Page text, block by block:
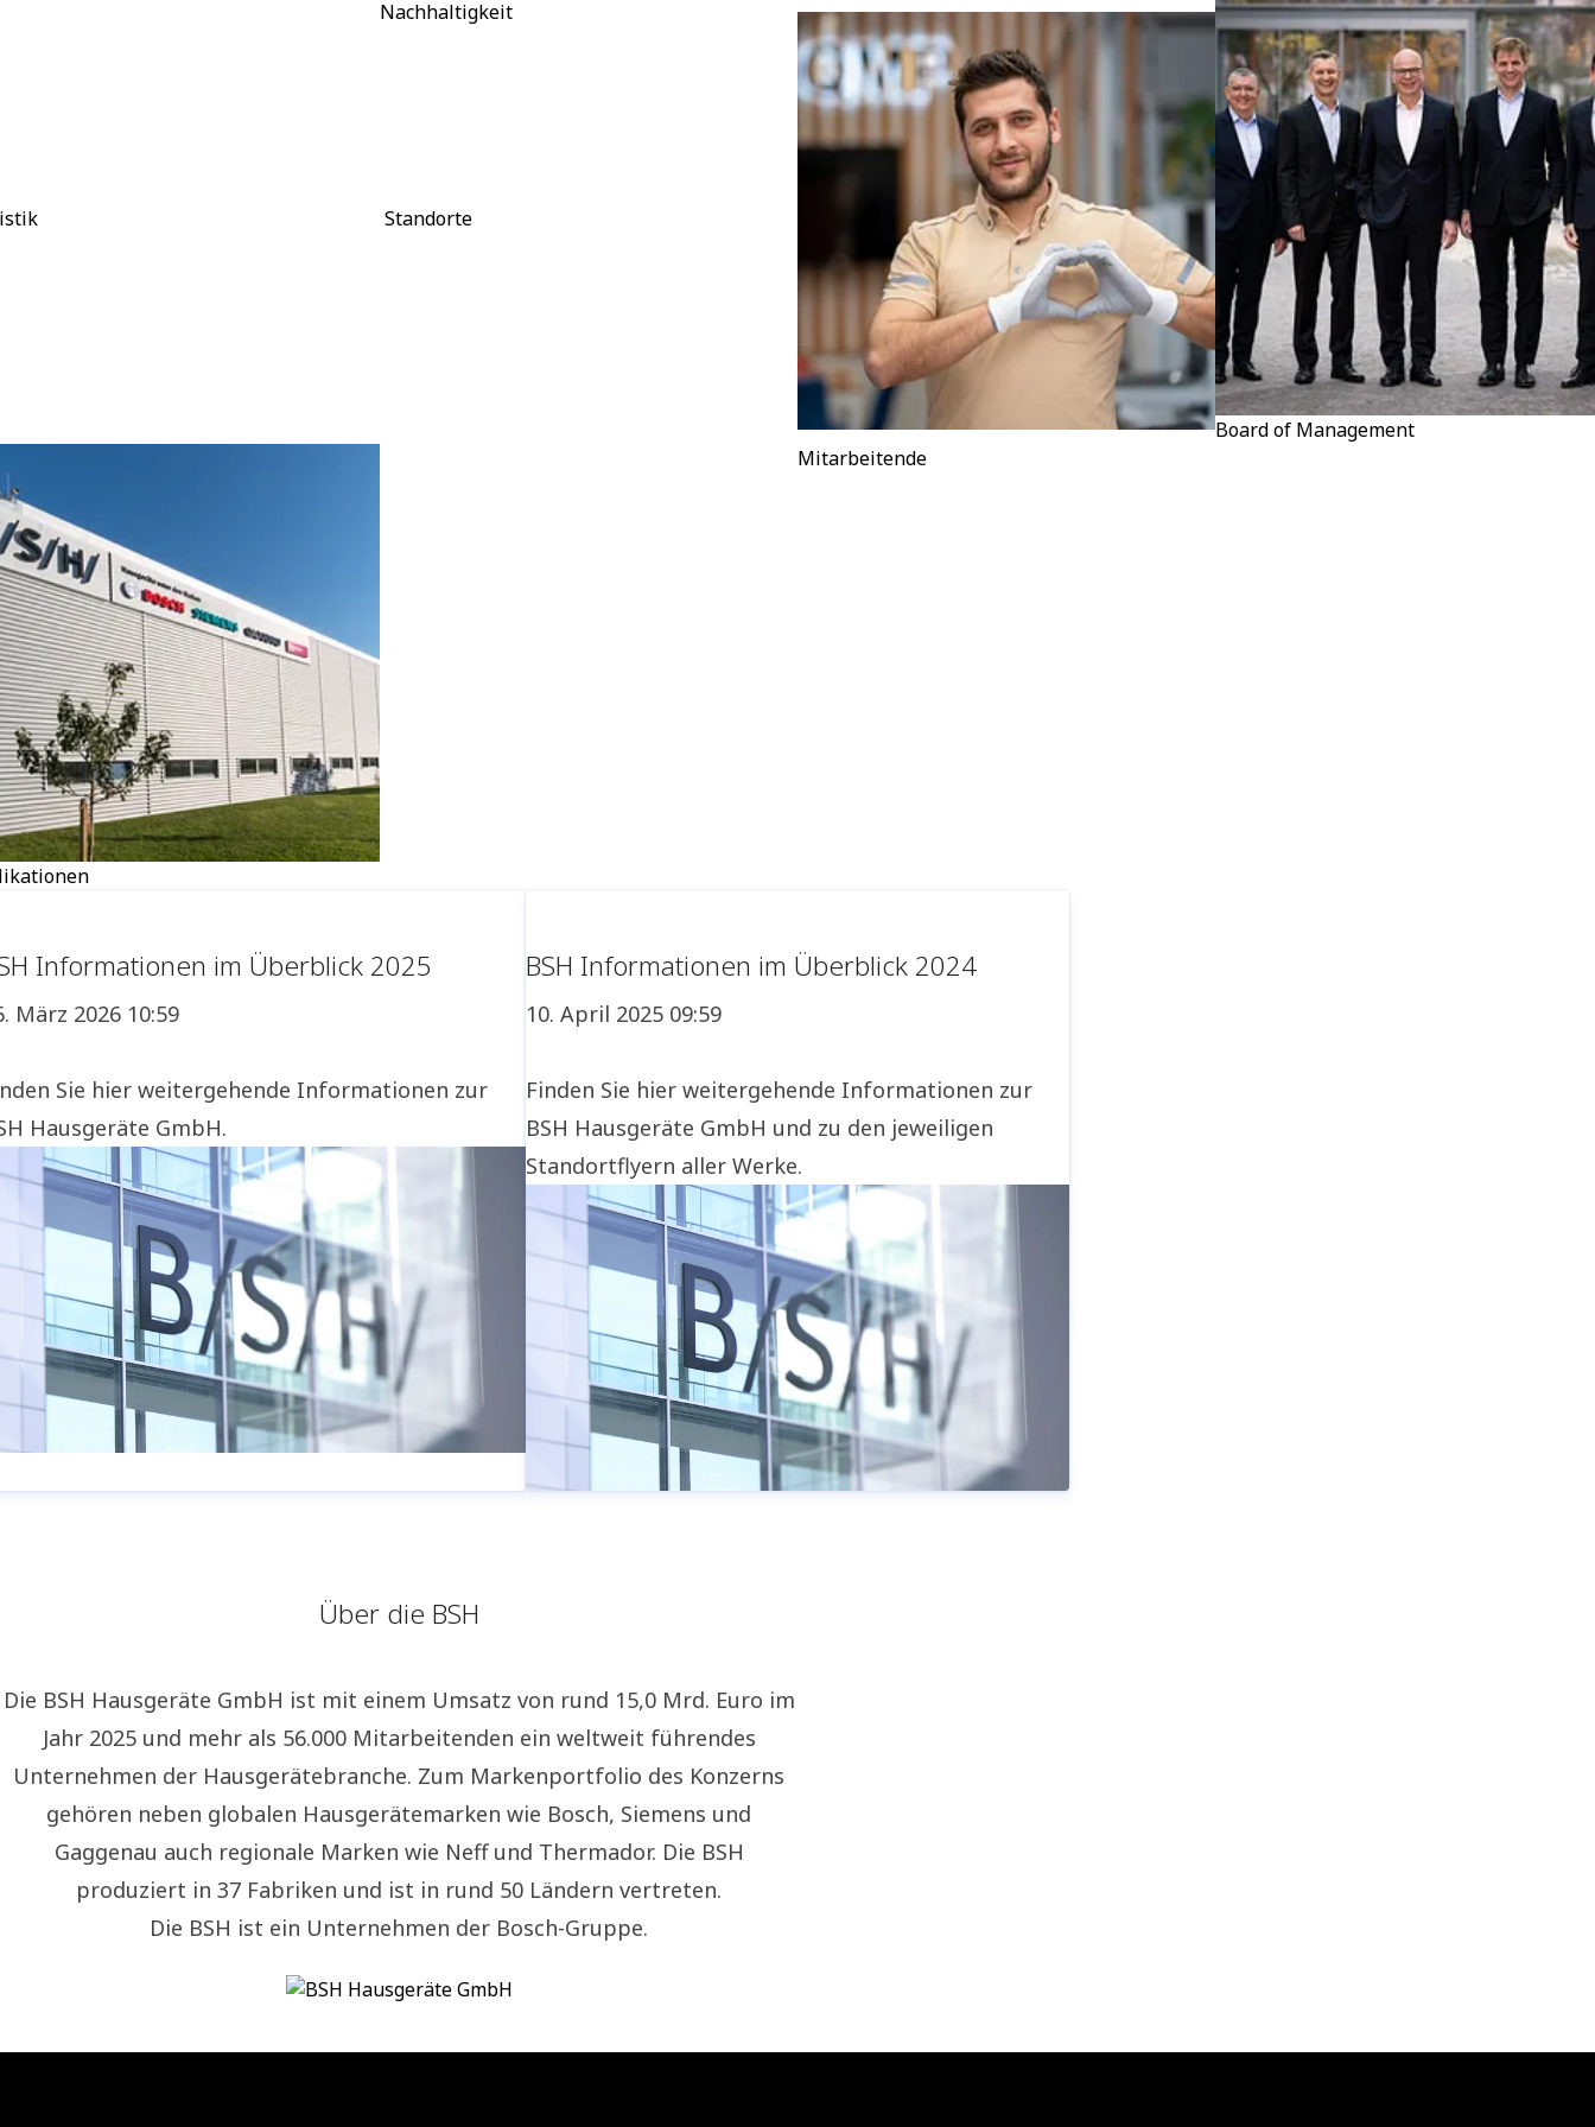
Nachhaltigkeit
Produktion
Standorte
Mitarbeitende
Board of Management
Informationen im Überblick 2025
März 2026 10:59
Sie hier weitergehende Informationen zur
Hausgeräte GmbH.
BSH Informationen im Überblick 2024
10. April 2025 09:59
Finden Sie hier weitergehende Informationen zur
BSH Hausgeräte GmbH und zu den jeweiligen
Standortflyern aller Werke.
Über die BSH
Die BSH Hausgeräte GmbH ist mit einem Umsatz von rund 15,0 Mrd. Euro im
Jahr 2025 und mehr als 56.000 Mitarbeitenden ein weltweit führendes
Unternehmen der Hausgerätebranche. Zum Markenportfolio des Konzerns
gehören neben globalen Hausgerätemarken wie Bosch, Siemens und
Gaggenau auch regionale Marken wie Neff und Thermador. Die BSH
produziert in 37 Fabriken und ist in rund 50 Ländern vertreten.
Die BSH ist ein Unternehmen der Bosch-Gruppe.